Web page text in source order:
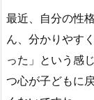
最近、自分の性
ん、分かりやす
った」という感
つ心が子どもに